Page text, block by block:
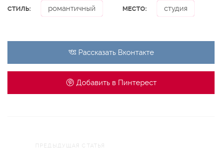
СТИЛЬ: романтичный МЕСТО: студия
Рассказать Вконтакте
Добавить в Пинтерест
НавигацияПРЕДЫДУЩАЯ СТАТЬЯ